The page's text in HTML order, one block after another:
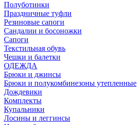
Полуботинки
Праздничные туфли
Резиновые сапоги
Сандалии и босоножки
Сапоги
Текстильная обувь
Чешки и балетки
ОДЕЖДА
Брюки и джинсы
Брюки и полукомбинезоны утепленные
Дождевики
Комплекты
Купальники
Лосины и леггинсы